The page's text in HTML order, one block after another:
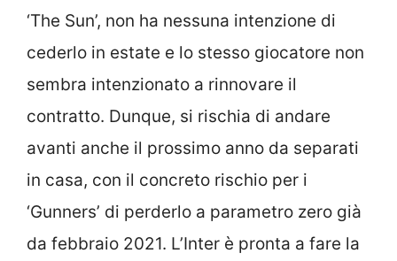
‘The Sun’, non ha nessuna intenzione di
cederlo in estate e lo stesso giocatore non
sembra intenzionato a rinnovare il
contratto. Dunque, si rischia di andare
avanti anche il prossimo anno da separati
in casa, con il concreto rischio per i
‘Gunners’ di perderlo a parametro zero già
da febbraio 2021. L’Inter è pronta a fare la